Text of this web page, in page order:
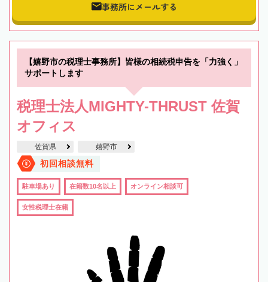
事務所にメールする
【嬉野市の税理士事務所】皆様の相続税申告を「力強く」
サポートします
税理士法人MIGHTY-THRUST 佐賀
オフィス
佐賀県 嬉野市
初回相談無料
駐車場あり 在籍数10名以上 オンライン相談可
女性税理士在籍